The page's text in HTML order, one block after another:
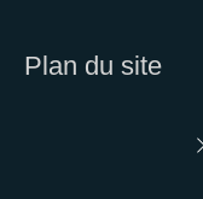
Plan du site